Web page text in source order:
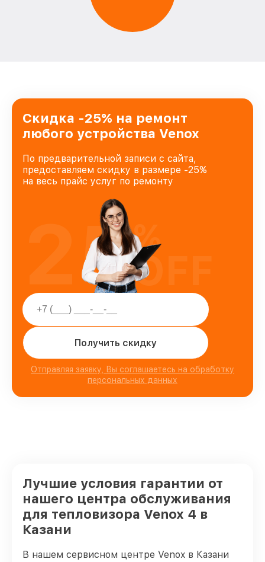
Скидка -25% на ремонт
любого устройства Venox
По предварительной записи с сайта,
предоставляем скидку в размере -25%
на весь прайс услуг по ремонту
Получить скидку
Отправляя заявку, Вы соглашаетесь на обработку
персональных данных
25%
OFF
Лучшие условия гарантии от
нашего центра обслуживания
для тепловизора Venox 4 в
Казани
В нашем сервисном центре Venox в Казани